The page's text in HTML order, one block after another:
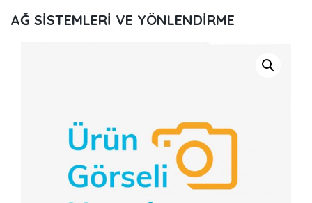
AĞ SİSTEMLERİ VE YÖNLENDİRME